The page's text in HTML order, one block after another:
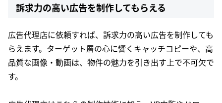
訴求力の高い広告を制作してもらえる
広告代理店に依頼すれば、訴求力の高い広告を制作しても
らえます。ターゲット層の心に響くキャッチコピーや、高
品質な画像・動画は、物件の魅力を引き出す上で不可欠で
す。